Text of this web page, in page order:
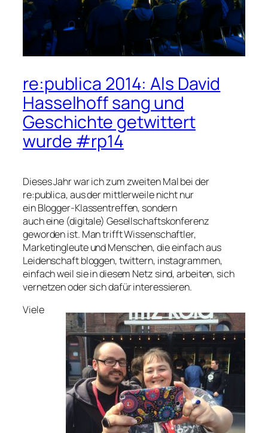
re:publica 2014: Als David
Hasselhoff sang und
Geschichte getwittert
wurde #rp14
Dieses Jahr war ich zum zweiten Mal bei der
re:publica, aus der mittlerweile nicht nur
ein Blogger-Klassentreffen, sondern
auch eine (digitale) Gesellschaftskonferenz
geworden ist. Man trifft Wissenschaftler,
Marketingleute und Menschen, die einfach aus
Leidenschaft bloggen, twittern, instagrammen,
einfach weil sie in diesem Netz sind, arbeiten, sich
vernetzen oder sich dafür interessieren.
Viele